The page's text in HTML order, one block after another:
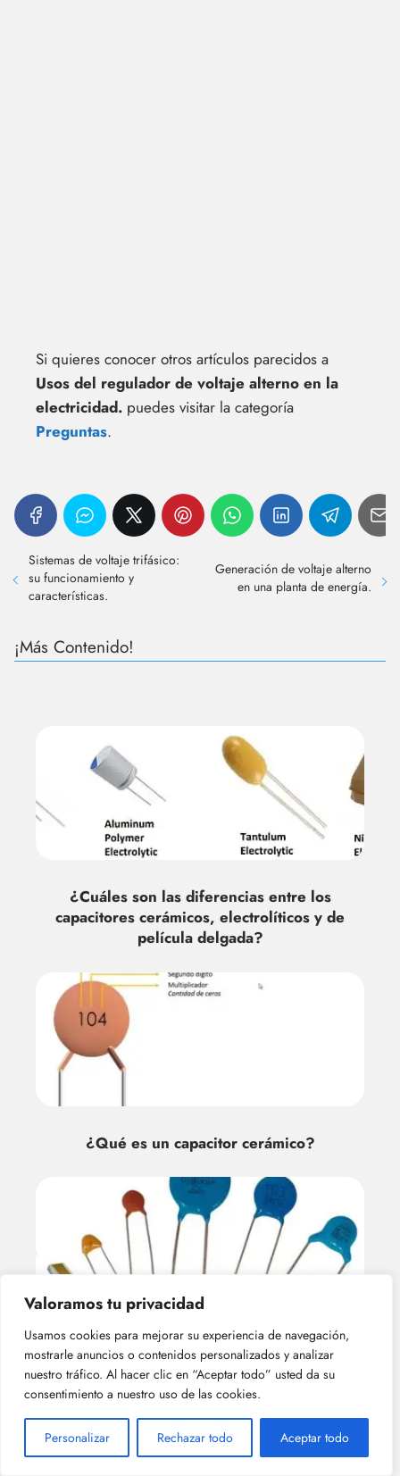
Valoramos tu privacidad
Usamos cookies para mejorar su experiencia de navegación,
mostrarle anuncios o contenidos personalizados y analizar
nuestro tráfico. Al hacer clic en “Aceptar todo” usted da su
consentimiento a nuestro uso de las cookies.
Personalizar Rechazar todo Aceptar todo
Si quieres conocer otros artículos parecidos a
Usos del regulador de voltaje alterno en la
electricidad. puedes visitar la categoría
Preguntas.
Sistemas de voltaje trifásico:
su funcionamiento y
características.
Generación de voltaje alterno
en una planta de energía.
¡Más Contenido!
¿Cuáles son las diferencias entre los
capacitores cerámicos, electrolíticos y de
película delgada?
¿Qué es un capacitor cerámico?
¿Por qué se utilizan los capacitor
cerámicos?